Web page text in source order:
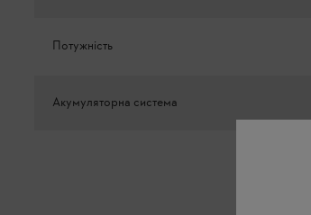
Потужність
Акумуляторна система